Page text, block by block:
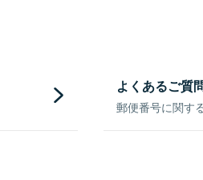
よくあるご質
郵便番号に関す